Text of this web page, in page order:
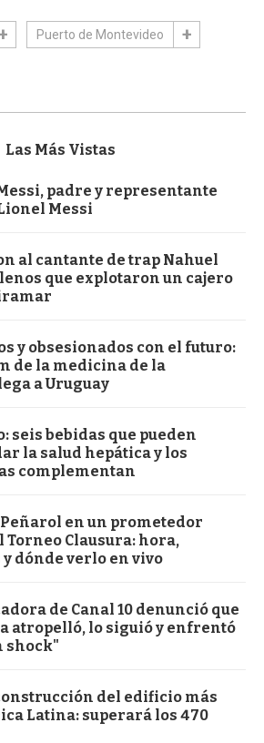
Puerto de Montevideo
Las Más Vistas
padre y representante
Messi
al cantante de trap Nahuel
que explotaron un cajero
y obsesionados con el futuro:
de la medicina de la
a Uruguay
seis bebidas que pueden
la salud hepática y los
complementan
Peñarol en un prometedor
Torneo Clausura: hora,
dónde verlo en vivo
de Canal 10 denunció que
atropelló, lo siguió y enfrentó
shock"
del edificio más
Latina: superará los 470